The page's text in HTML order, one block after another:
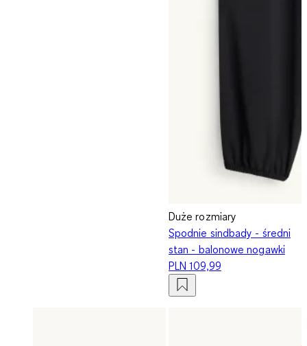
Duże rozmiary
Spodnie sindbady - średni
stan - balonowe nogawki
PLN 109,99